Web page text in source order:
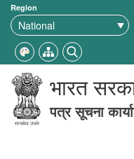
Region
भारत
पत्र सूचना